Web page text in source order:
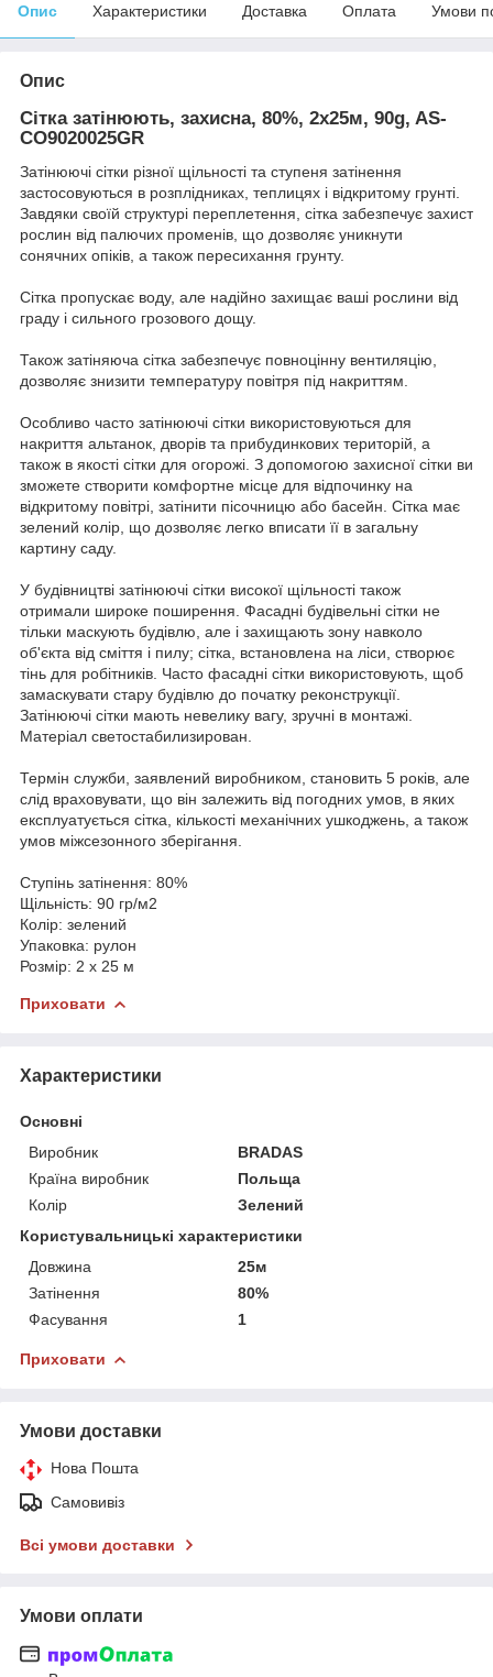
Опис Характеристики Доставка Оплата Умови
Опис
Сітка затінюють, захисна, 80%, 2х25м, 90g, AS-
CO9020025GR
Затінюючі сітки різної щільності та ступеня затінення
застосовуються в розплідниках, теплицях і відкритому грунті.
Завдяки своїй структурі переплетення, сітка забезпечує захист
рослин від палючих променів, що дозволяє уникнути
сонячних опіків, а також пересихання грунту.
Сітка пропускає воду, але надійно захищає ваші рослини від
граду і сильного грозового дощу.
Також затіняюча сітка забезпечує повноцінну вентиляцію,
дозволяє знизити температуру повітря під накриттям.
Особливо часто затінюючі сітки використовуються для
накриття альтанок, дворів та прибудинкових територій, а
також в якості сітки для огорожі. З допомогою захисної сітки ви
зможете створити комфортне місце для відпочинку на
відкритому повітрі, затінити пісочницю або басейн. Сітка має
зелений колір, що дозволяє легко вписати її в загальну
картину саду.
У будівництві затінюючі сітки високої щільності також
отримали широке поширення. Фасадні будівельні сітки не
тільки маскують будівлю, але і захищають зону навколо
об'єкта від сміття і пилу; сітка, встановлена на ліси, створює
тінь для робітників. Часто фасадні сітки використовують, щоб
замаскувати стару будівлю до початку реконструкції.
Затінюючі сітки мають невелику вагу, зручні в монтажі.
Матеріал светостабилизирован.
Термін служби, заявлений виробником, становить 5 років, але
слід враховувати, що він залежить від погодних умов, в яких
експлуатується сітка, кількості механічних ушкоджень, а також
умов міжсезонного зберігання.
Ступінь затінення: 80%
Щільність: 90 гр/м2
Колір: зелений
Упаковка: рулон
Розмір: 2 х 25 м
Приховати
Характеристики
Основні
Виробник
BRADAS
Країна виробник
Польща
Колір
Зелений
Користувальницькі характеристики
Довжина
25м
Затінення
80%
Фасування
1
Приховати
Умови доставки
Нова Пошта
Самовивіз
Всі умови доставки
Умови оплати